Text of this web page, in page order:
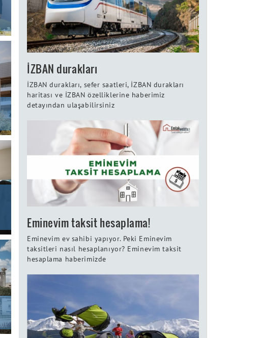
İZBAN durakları
İZBAN durakları, sefer saatleri, İZBAN durakları
haritası ve İZBAN özelliklerine haberimiz
detayından ulaşabilirsiniz
Eminevim taksit hesaplama!
Eminevim ev sahibi yapıyor. Peki Eminevim
taksitleri nasıl hesaplanıyor? Eminevim taksit
hesaplama haberimizde